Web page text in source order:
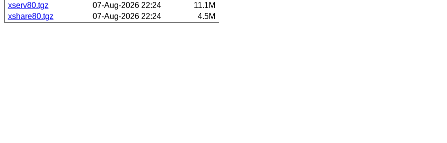
xserv80.tgz
07-Aug-2026 22:24
11.1M
xshare80.tgz
07-Aug-2026 22:24 4.5M